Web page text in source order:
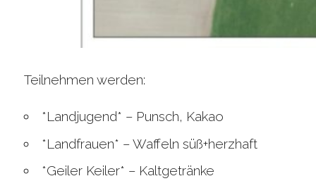
Teilnehmen werden:
*Landjugend* – Punsch, Kakao
*Landfrauen* – Waffeln süß+herzhaft
*Geiler Keiler* – Kaltgetränke